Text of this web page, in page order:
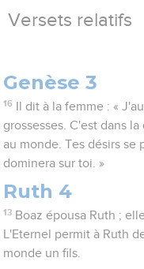
Versets relatifs
Genèse 3
16
Il dit à la femme : «
grossesses. C'est dans
au monde. Tes désirs se
dominera sur toi. »
Ruth 4
13 Boaz épousa Ruth ;
L'Eternel permit à Ruth
monde un fils.